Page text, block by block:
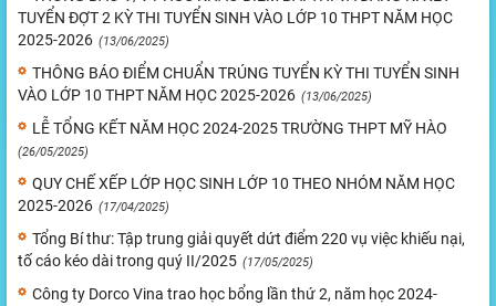
TUYỂN ĐỢT 2 KỲ THI TUYỂN SINH VÀO LỚP 10 THPT NĂM HỌC
2025-2026 (13/06/2025)
THÔNG BÁO ĐIỂM CHUẨN TRÚNG TUYỂN KỲ THI TUYỂN SINH
VÀO LỚP 10 THPT NĂM HỌC 2025-2026 (13/06/2025)
LỄ TỔNG KẾT NĂM HỌC 2024-2025 TRƯỜNG THPT MỸ HÀO
(26/05/2025)
QUY CHẾ XẾP LỚP HỌC SINH LỚP 10 THEO NHÓM NĂM HỌC
2025-2026 (17/04/2025)
Tổng Bí thư: Tập trung giải quyết dứt điểm 220 vụ việc khiếu nại,
tố cáo kéo dài trong quý II/2025 (17/05/2025)
Công ty Dorco Vina trao học bổng lần thứ 2, năm học 2024-